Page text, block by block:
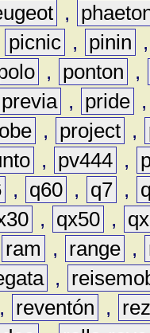
,
picnic , pinin
, ponton
,
previa , pride
, project ,
, pv444 ,
, q60 , q7 ,
, qx50 ,
ram , range ,
,
, reventón ,